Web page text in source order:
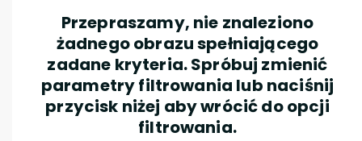
Przepraszamy, nie znaleziono
żadnego obrazu spełniającego
zadane kryteria. Spróbuj zmienić
parametry filtrowania lub naciśnij
przycisk niżej aby wrócić do opcji
filtrowania.